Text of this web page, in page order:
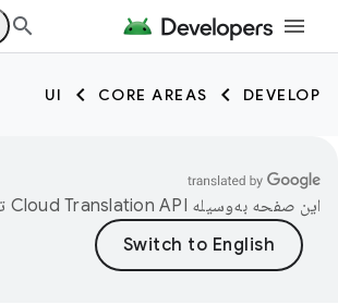
DEVELOP
CORE AREAS
UI
این صفحه به‌وسیله